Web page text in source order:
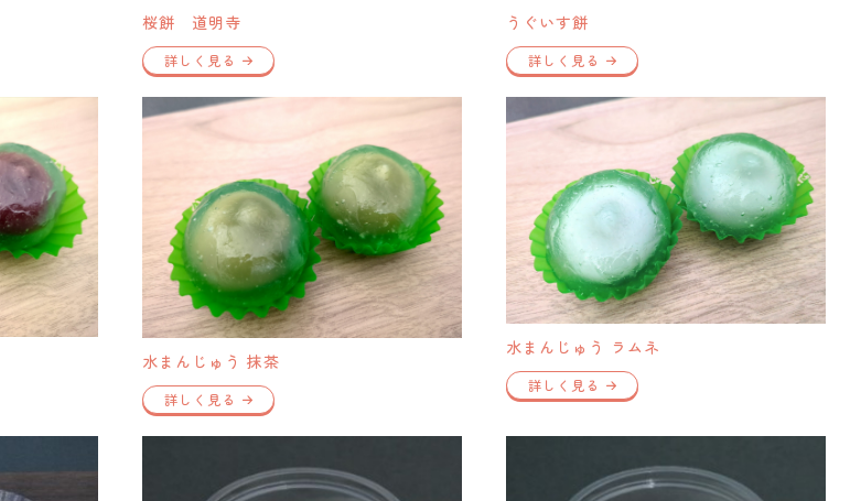
桜餅 道明寺
詳しく見る
うぐいす餅
詳しく見る
水まんじゅう 抹茶
詳しく見る
水まんじゅう ラムネ
詳しく見る